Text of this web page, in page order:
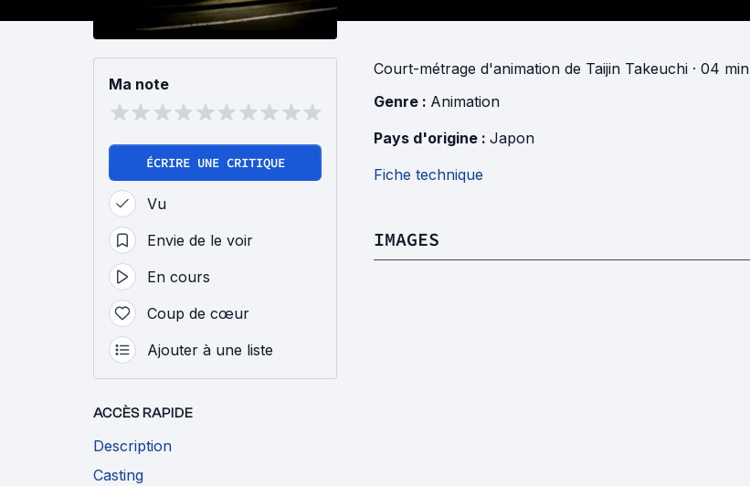
Ma note
ÉCRIRE UNE CRITIQUE
Vu
Envie de le voir
En cours
Coup de cœur
Ajouter à une liste
ACCÈS RAPIDE
Description
Casting
Court-métrage d'animation de Taijin Takeuchi · 04 min
Genre : Animation
Pays d'origine : Japon
Fiche technique
IMAGES